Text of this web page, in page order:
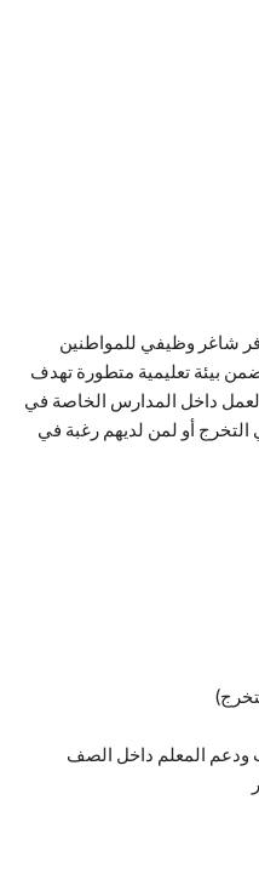
شاغر وظيفي للمواطنين
بيئة تعليمية متطورة تهدف
داخل المدارس الخاصة في
التخرج أو لمن لديهم رغبة في
ودعم المعلم داخل الصف